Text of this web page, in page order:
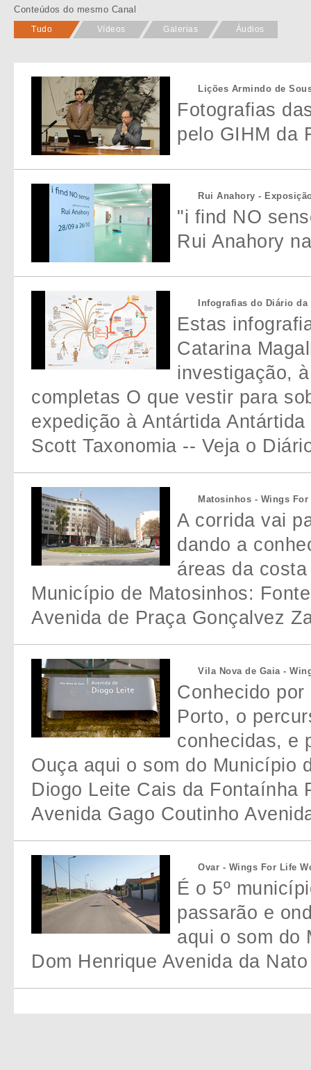
Conteúdos do mesmo Canal
Tudo Vídeos Galerias Áudios
Lições Armindo de
Fotografias
pelo GIHM da
Rui Anahory -
"i find NO
Rui Anahory
Infografias do Diário
Estas
Catarina
investigação,
completas O que vestir para
expedição à Antártida
Scott Taxonomia -- Veja o
Matosinhos - Wings
A corrida vai
dando a
áreas da
Município de Matosinhos:
Avenida de Praça Gonçalvez
Vila Nova de Gaia -
Conhecido
Porto, o
conhecidas, e
Ouça aqui o som do Município
Diogo Leite Cais da Fontaínha
Avenida Gago Coutinho
Ovar - Wings For Life
É o 5º
passarão e
aqui o som do
Dom Henrique Avenida da